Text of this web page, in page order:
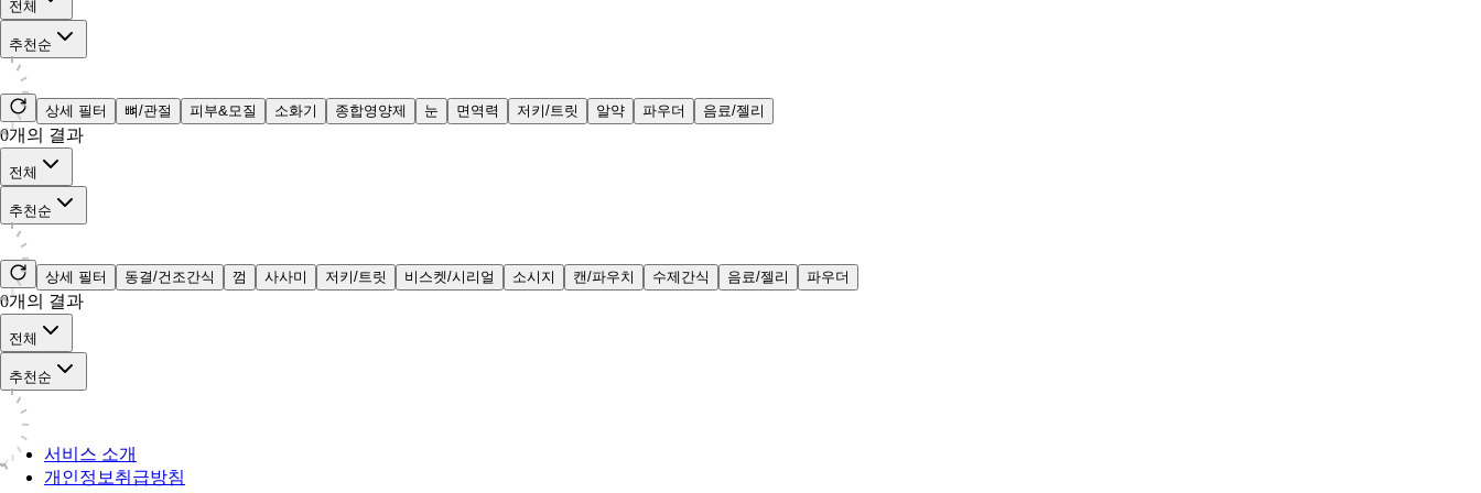
전체
추천순
상세 필터 뼈/관절 피부&모질 소화기 종합영양제 눈 면역력 저키/트릿 알약 파우더 음료/젤리
0개의 결과
전체
추천순
상세 필터 동결/건조간식 껌 사사미 저키/트릿 비스켓/시리얼 소시지 캔/파우치 수제간식 음료/젤리 파우더
0개의 결과
전체
추천순
서비스 소개
개인정보취급방침